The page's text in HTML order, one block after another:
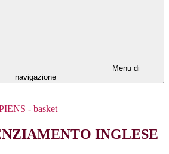
Menu di
navigazione
- basket
INGLESE